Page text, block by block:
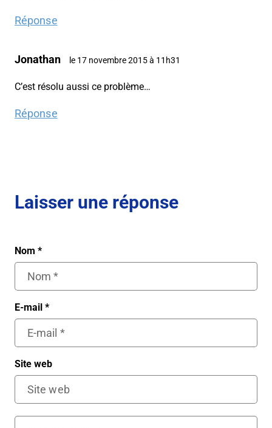
Réponse
Jonathan le 17 novembre 2015 à 11h31
C’est résolu aussi ce problème…
Réponse
Laisser une réponse
Nom *
E-mail *
Site web